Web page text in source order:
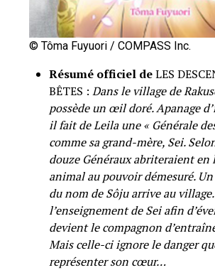
© Tôma Fuyuori / COMPASS Inc.
Résumé officiel deLES
BÊTES : Dans le village de
possède un œil doré. Apanage
il fait de Leila une « Générale
comme sa grand-mère, Sei.
douze Généraux abriteraient
animal au pouvoir démesuré.
du nom de Sôju arrive au
l’enseignement de Sei afin
devient le compagnon
Mais celle-ci ignore le danger
représenter son cœur…